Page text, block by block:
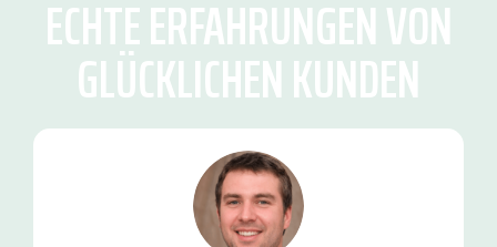
ECHTE ERFAHRUNGEN VON
GLÜCKLICHEN KUNDEN